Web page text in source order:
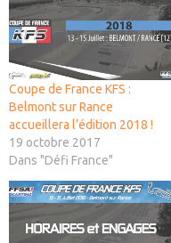
Coupe de France KFS :
Belmont sur Rance
accueillera l’édition 2018 !
19 octobre 2017
Dans "Défi France"